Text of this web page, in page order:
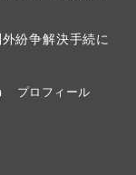
紛争解決手続に
プロフィール